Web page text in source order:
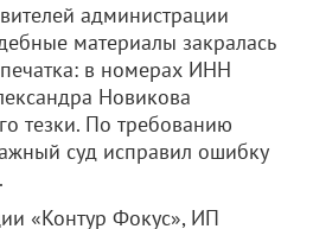
администрации
материалы закралась
в номерах ИНН
Новикова
тезки. По требованию
суд исправил ошибку
«Контур Фокус», ИП